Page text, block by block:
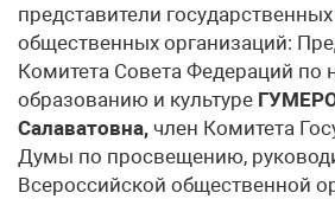
представители государственных
общественных организаций:
Комитета Совета Федераций по
образованию и культуре
Салаватовна, член Комитета
Думы по просвещению,
Всероссийской общественной